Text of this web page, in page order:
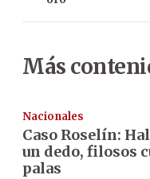
Más
Nacionales
Caso Roselín:
un dedo, filosos
palas